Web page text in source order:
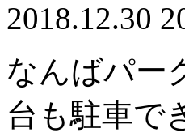
2018.12.30
なんばパー
台も駐車で